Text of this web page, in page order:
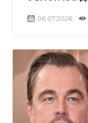
06.07.2026